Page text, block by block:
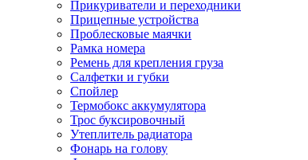
Прикуриватели и переходники
Прицепные устройства
Проблесковые маячки
Рамка номера
Ремень для крепления груза
Салфетки и губки
Спойлер
Термобокс аккумулятора
Трос буксировочный
Утеплитель радиатора
Фонарь на голову